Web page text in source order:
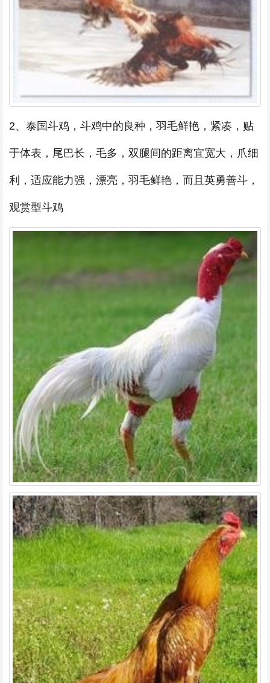
2、泰国斗鸡，斗鸡中的良种，羽毛鲜艳，紧凑，贴
于体表，尾巴长，毛多，双腿间的距离宜宽大，爪细
利，适应能力强，漂亮，羽毛鲜艳，而且英勇善斗，
观赏型斗鸡